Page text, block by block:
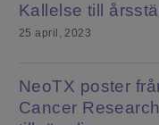
Kallelse till
25 april, 2023
NeoTX poster
Cancer